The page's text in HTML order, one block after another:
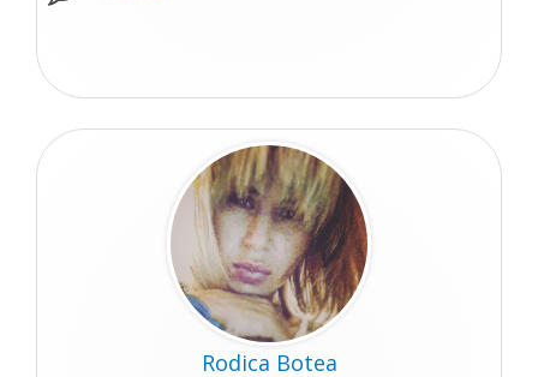
Rodica Botea